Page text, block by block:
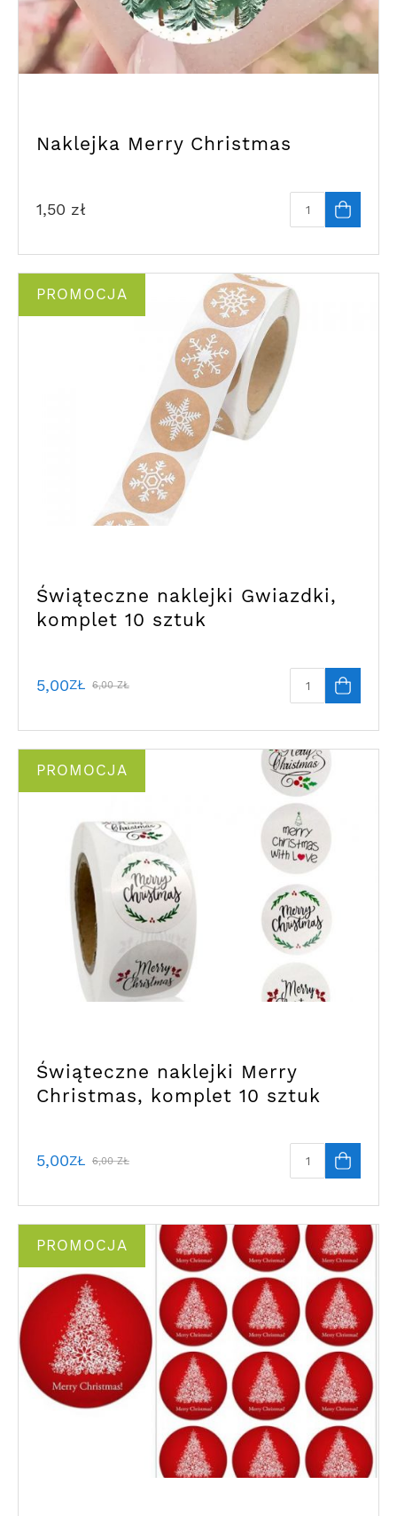
Naklejka Merry Christmas
1,50 zł
PROMOCJA
Świąteczne naklejki Gwiazdki,
komplet 10 sztuk
5,00ZŁ 6,00ZŁ
PROMOCJA
Świąteczne naklejki Merry
Christmas, komplet 10 sztuk
5,00ZŁ 6,00ZŁ
PROMOCJA